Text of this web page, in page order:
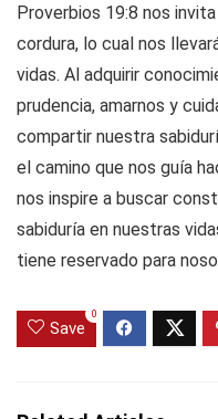
Proverbios 19:8 nos
cordura, lo cual nos
vidas. Al adquirir
prudencia, amarnos y
compartir nuestra
el camino que nos guía
nos inspire a buscar
sabiduría en nuestras
tiene reservado para
Save
0